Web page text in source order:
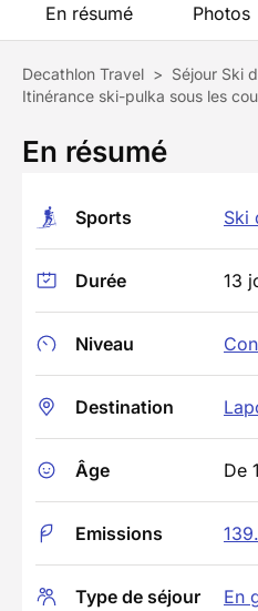
En résumé Photos
Decathlon Travel > Séjour Ski
En résumé
Sports Ski
Durée 13
Niveau
Destination
Âge De
Emissions
Type de séjour En